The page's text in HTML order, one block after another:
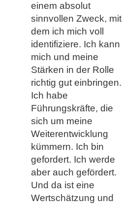
einem absolut
sinnvollen Zweck, mit
dem ich mich voll
identifiziere. Ich kann
mich und meine
Stärken in der Rolle
richtig gut einbringen.
Ich habe
Führungskräfte, die
sich um meine
Weiterentwicklung
kümmern. Ich bin
gefordert. Ich werde
aber auch gefördert.
Und da ist eine
Wertschätzung und